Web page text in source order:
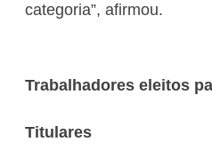
categoria”, afirmou.
Trabalhadores eleitos
Titulares